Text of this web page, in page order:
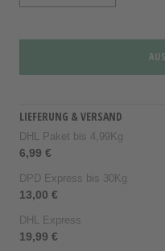
LIEFERUNG & VERSAND
DHL Paket bis 4,99Kg
6,99 €
DPD Express bis 30Kg
13,00 €
DHL Express
19,99 €